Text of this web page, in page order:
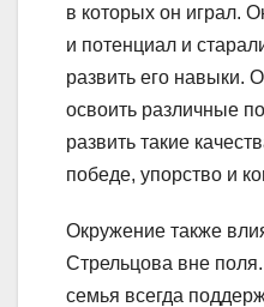
в которых он играл.
и потенциал и
развить его навыки.
освоить различные
развить такие
победе, упорство и
Окружение также
Стрельцова вне
семья всегда